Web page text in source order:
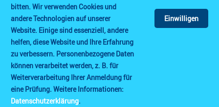
bitten. Wir verwenden Cookies und
andere Technologien auf unserer
Website. Einige sind essenziell, andere
helfen, diese Website und Ihre Erfahrung
zu verbessern. Personenbezogene Daten
können verarbeitet werden, z. B. für
Weiterverarbeitung Ihrer Anmeldung für
eine Prüfung. Weitere Informationen:
Datenschutzerklärung.
Einwilligen